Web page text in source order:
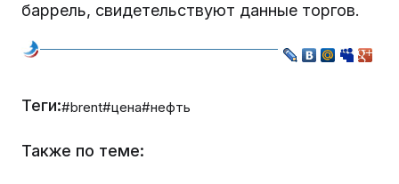
баррель, свидетельствуют данные торгов.
Теги:#brent#цена#нефть
Также по теме: